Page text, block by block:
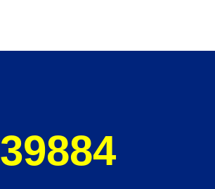
39884